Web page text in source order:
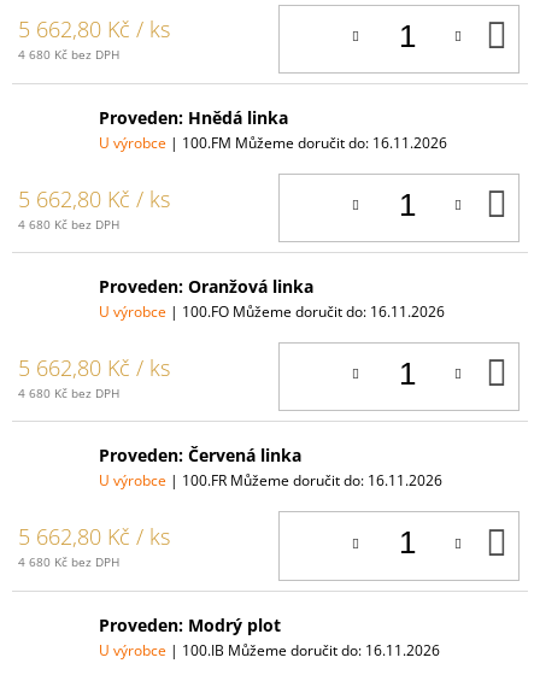
5 662,80 Kč / ks
4 680 Kč bez DPH
Proveden: Hnědá linka
U výrobce | 100.FM Můžeme doručit do: 16.11.2026
5 662,80 Kč / ks
4 680 Kč bez DPH
Proveden: Oranžová linka
U výrobce | 100.FO Můžeme doručit do: 16.11.2026
5 662,80 Kč / ks
4 680 Kč bez DPH
Proveden: Červená linka
U výrobce | 100.FR Můžeme doručit do: 16.11.2026
5 662,80 Kč / ks
4 680 Kč bez DPH
Proveden: Modrý plot
U výrobce | 100.IB Můžeme doručit do: 16.11.2026